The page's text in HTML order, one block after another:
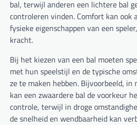
bal, terwijl anderen een lichtere bal
controleren vinden. Comfort kan ook
fysieke eigenschappen van een
kracht.
Bij het kiezen van een bal moeten
met hun speelstijl en de typische
ze te maken hebben. Bijvoorbeeld,
kan een zwaardere bal de voorkeur
controle, terwijl in droge
de snelheid en wendbaarheid kan